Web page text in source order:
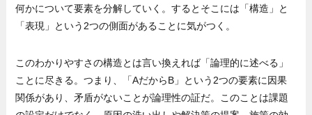
何かについて要素を分解していく。するとそこには「構造」と
「表現」という2つの側面があることに気がつく。
このわかりやすさの構造とは言い換えれば「論理的に述べる」
ことに尽きる。つまり、「AだからB」という2つの要素に因果
関係があり、矛盾がないことが論理性の証だ。このことは課題